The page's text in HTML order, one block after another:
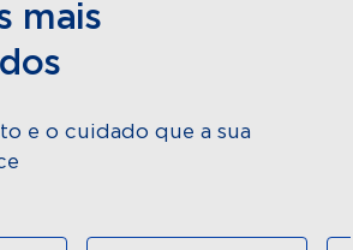
mais
e o cuidado que a sua